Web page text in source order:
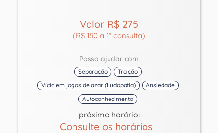
Valor R$ 275
(R$ 150 a 1ª consulta)
Posso ajudar com
Separação
Traição
Vício em jogos de azar (Ludopatia)
Ansiedade
Autoconhecimento
próximo horário:
Consulte os horários